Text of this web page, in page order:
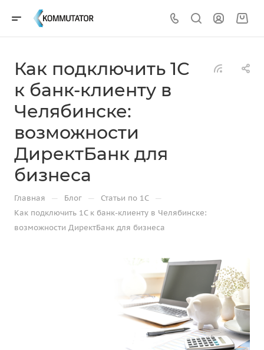
Как подключить 1С
к банк-клиенту в
Челябинске:
возможности
ДиректБанк для
бизнеса
Главная — Блог — Статьи по 1С —
Как подключить 1С к банк-клиенту в Челябинске:
возможности ДиректБанк для бизнеса